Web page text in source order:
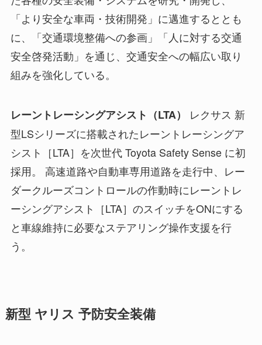
「より安全な車両・技術開発」に邁進するととも
に、「交通環境整備への参画」「人に対する交通
安全啓発活動」を通じ、交通安全への幅広い取り
組みを強化している。
レーントレーシングアシスト（LTA） レクサス 新
型LSシリーズに搭載されたレーントレーシングア
シスト［LTA］を次世代 Toyota Safety Sense に初
採用。 高速道路や自動車専用道路を走行中、レー
ダークルーズコントロールの作動時にレーントレ
ーシングアシスト［LTA］のスイッチをONにする
と車線維持に必要なステアリング操作支援を行
う。
新型 ヤリス 予防安全装備